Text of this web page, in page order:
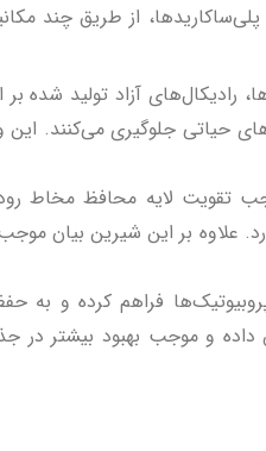
پلی‌ساکاریدها، از طریق چند
رادیکال‌های آزاد تولید شده
حیاتی جلوگیری می‌کنند.
تقویت لایه محافظ مخاط
بر این شیرین بیان
فراهم کرده و به
داده و موجب بهبود بیشتر